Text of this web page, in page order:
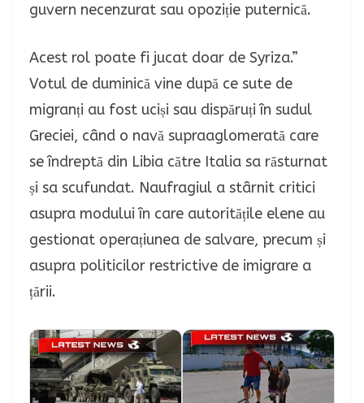
guvern necenzurat sau opoziție puternică.
Acest rol poate fi jucat doar de Syriza.”
Votul de duminică vine după ce sute de
migranți au fost uciși sau dispăruți în sudul
Greciei, când o navă supraaglomerată care
se îndreptă din Libia către Italia sa răsturnat
și sa scufundat. Naufragiul a stârnit critici
asupra modului în care autoritățile elene au
gestionat operațiunea de salvare, precum și
asupra politicilor restrictive de imigrare a
țării.